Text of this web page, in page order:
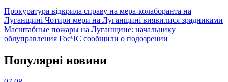
Прокуратура відкрила справу на мера-колаборанта на
Луганщині Чотири мери на Луганщині виявилися зрадниками
Масштабные пожары на Луганщине: начальнику
облуправления ГосЧС сообщили о подозрении
Популярнi новини